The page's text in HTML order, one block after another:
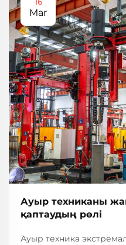
Mar
Ауыр техниканы
қаптаудың рөлі
Ауыр техника